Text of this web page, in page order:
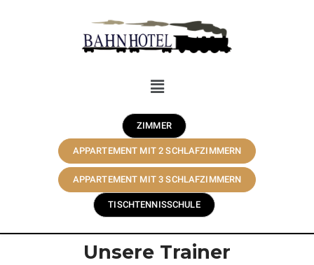
ZIMMER
APPARTEMENT MIT 2 SCHLAFZIMMERN
APPARTEMENT MIT 3 SCHLAFZIMMERN
TISCHTENNISSCHULE
Unsere Trainer